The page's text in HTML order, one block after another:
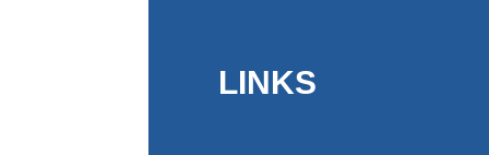
LINKS